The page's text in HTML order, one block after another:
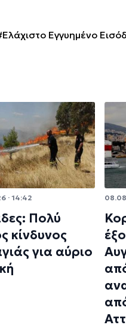
Εγγυημένο
· 14:42
Πολύ
κίνδυνος
για αύριο